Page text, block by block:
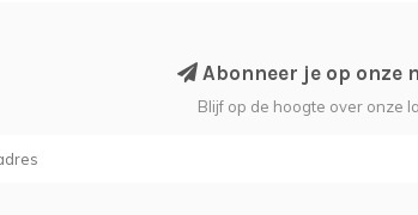
Abonneer je op onze
Blijf op de hoogte over onze